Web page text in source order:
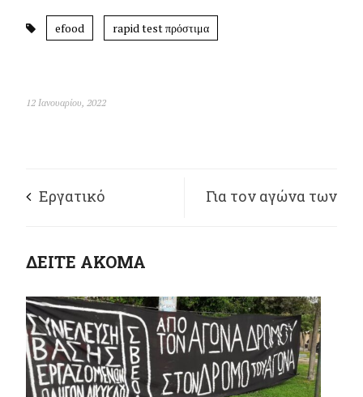
efood rapid test πρόστιμα
12 Ιανουαρίου, 2022
Εργατικό Για τον αγώνα των
ΔΕΙΤΕ ΑΚΟΜΑ